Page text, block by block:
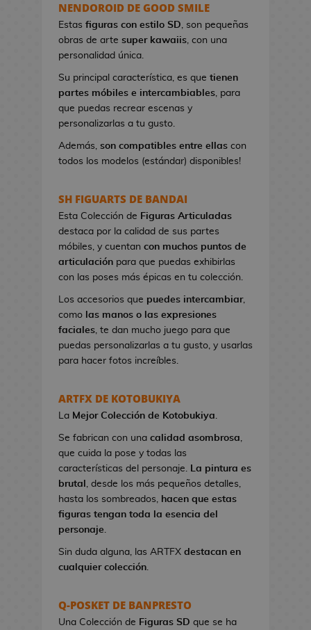
a
s
d
e
i
d
e
o
j
u
o
s
P
i
n
e
s
d
e
V
e
o
g
o
e
c
s
NENDOROID DE GOOD SMILE
Estas figuras con estilo SD, son pequeñas
obras de arte super kawaiis, con una
personalidad única.
Su principal característica, es que tienen
partes móbiles e intercambiables, para
que puedas recrear escenas y
personalizarlas a tu gusto.
Además, son compatibles entre ellas con
todos los modelos (estándar) disponibles!
SH FIGUARTS DE BANDAI
Esta Colección de Figuras Articuladas
destaca por la calidad de sus partes
móbiles, y cuentan con muchos puntos de
articulación para que puedas exhibirlas
con las poses más épicas en tu colección.
Los accesorios que puedes intercambiar,
como las manos o las expresiones
faciales, te dan mucho juego para que
puedas personalizarlas a tu gusto, y usarlas
para hacer fotos increíbles.
ARTFX DE KOTOBUKIYA
La Mejor Colección de Kotobukiya.
Se fabrican con una calidad asombrosa,
que cuida la pose y todas las
características del personaje. La pintura es
brutal , desde los más pequeños detalles,
hasta los sombreados, hacen que estas
figuras tengan toda la esencia del
personaje.
Sin duda alguna, las ARTFX destacan en
cualquier colección.
Q-POSKET DE BANPRESTO
Una Colección de Figuras SD que se ha